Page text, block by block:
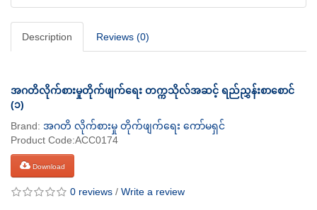
Description Reviews (0)
အဂတိလိုက်စားမှုတိုက်ဖျက်ရေး တက္ကသိုလ်အဆင့် ရည်ညွှန်းစာစောင်
(၁)
Brand: အဂတိ လိုက်စားမှု တိုက်ဖျက်ရေး ကော်မရှင်
Product Code:ACC0174
Download
0 reviews / Write a review